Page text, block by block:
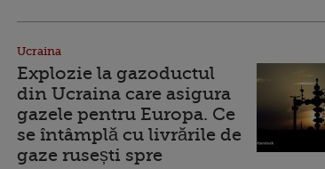
Ucraina
Explozie la gazoductul
din Ucraina care asigura
gazele pentru Europa. Ce
se întâmplă cu livrările de
gaze rusești spre